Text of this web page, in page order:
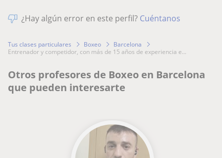
¿Hay algún error en este perfil? Cuéntanos
Tus clases particulares Boxeo
Barcelona
entrenador y competidor, con más de 15 años de experiencia e...
Otros profesores de Boxeo en Barcelona
que pueden interesarte